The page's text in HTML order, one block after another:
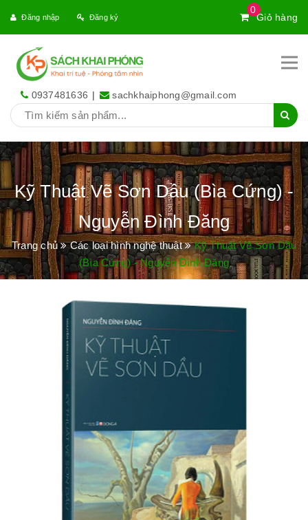
0
Giỏ hàng
Đăng nhập Đăng ký
0937481636 | sachkhaiphong@gmail.com
Kỹ Thuật Vẽ Sơn Dầu (Bìa Cứng) -
Nguyễn Đình Đăng
Trang chủ Các loại hình nghệ thuật
Kỹ Thuật Vẽ Sơn Dầu
(Bìa Cứng) - Nguyễn Đình Đăng